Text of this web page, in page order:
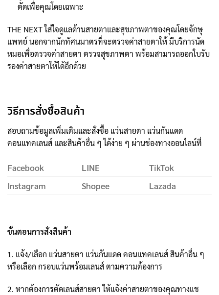
ตัดเพื่อคุณโดยเฉพาะ
THE NEXT ใส่ใจดูแลด้านสายตาและสุขภาพตาของคุณโดยจักษุ
แพทย์ นอกจากนักทัศนมาตรที่จะตรวจค่าสายตาให้ มีบริการนัด
หมอเพื่อตรวจค่าสายตา ตรวจสุขภาพตา พร้อมสามารถออกใบรับ
รองค่าสายตาให้ได้อีกด้วย
วิธีการสั่งซื้อสินค้า
สอบถามข้อมูลเพิ่มเติมและสั่งซื้อ แว่นสายตา แว่นกันแดด
คอนแทคเลนส์ และสินค้าอื่น ๆ ได้ง่าย ๆ ผ่านช่องทางออนไลน์ที่
Facebook LINE
TikTok
Instagram
Shopee Lazada
ขั้นตอนการสั่งสินค้า
1. แจ้ง/เลือก แว่นสายตา แว่นกันแดด คอนแทคเลนส์ สินค้าอื่น ๆ
หรือเลือก กรอบแว่นพร้อมเลนส์ ตามความต้องการ
2. หากต้องการตัดเลนส์สายตา ให้แจ้งค่าสายตาของคุณทางแช